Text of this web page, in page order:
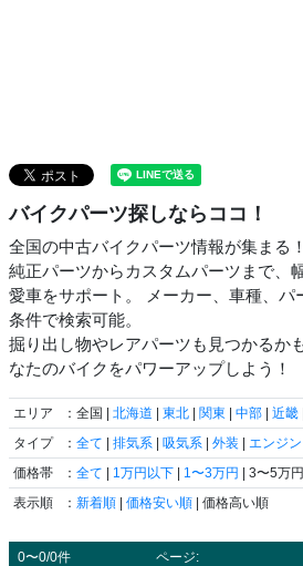
バイクパーツ探しならココ！
全国の中古バイクパーツ情報が集まる！
純正パーツからカスタムパーツまで、
愛車をサポート。 メーカー、車種、パ
条件で検索可能。
掘り出し物やレアパーツも見つかるか
なたのバイクをパワーアップしよう！
エリア ：全国 | 北海道 | 東北 | 関東 | 中部 | 近畿
タイプ
： 全て | 排気系 | 吸気系 | 外装 | エンジン
価格帯
： 全て | 1万円以下 | 1〜3万円 | 3〜5万
表示順
： 新着順 | 価格安い順 | 価格高い順
0〜0/0件 ページ: